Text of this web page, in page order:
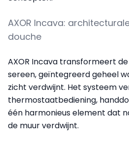
AXOR Incava:
douche
AXOR Incava transformeert
sereen, geïntegreerd geheel
zicht verdwijnt. Het systeem
thermostaatbediening,
één harmonieus element dat
de muur verdwijnt.